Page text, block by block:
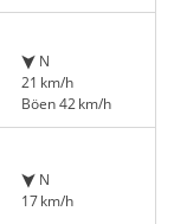
N
21 km/h
Böen 42 km/h
N
17 km/h